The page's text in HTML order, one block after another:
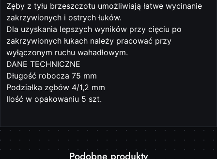
Zęby z tyłu brzeszczotu umożliwiają łatwe wycinanie
zakrzywionych i ostrych łuków.
Dla uzyskania lepszych wyników przy cięciu po
zakrzywionych łukach należy pracować przy
wyłączonym ruchu wahadłowym.
DANE TECHNICZNE
Długość robocza 75 mm
Podziałka zębów 4/1,2 mm
Ilość w opakowaniu 5 szt.
Produkty